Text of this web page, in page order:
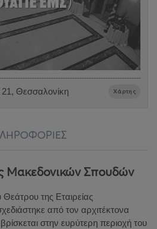
21, Θεσσαλονίκη Χάρτης
Μακεδονικών Σπουδών
Θεάτρου της Εταιρείας
από τον αρχιτέκτονα
στην ευρύτερη περιοχή του